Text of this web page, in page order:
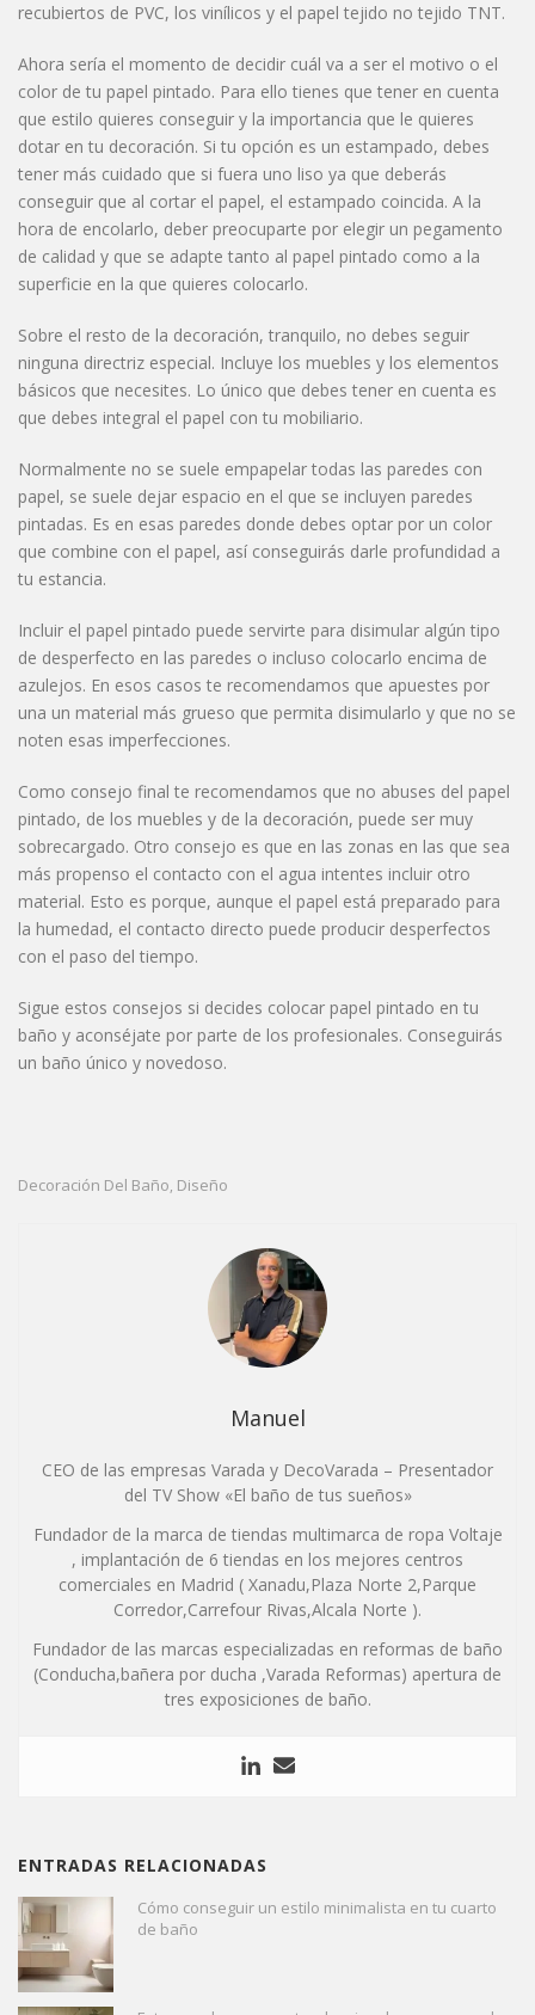
recubiertos de PVC, los vinílicos y el papel tejido no tejido TNT.
Ahora sería el momento de decidir cuál va a ser el motivo o el
color de tu papel pintado. Para ello tienes que tener en cuenta
que estilo quieres conseguir y la importancia que le quieres
dotar en tu decoración. Si tu opción es un estampado, debes
tener más cuidado que si fuera uno liso ya que deberás
conseguir que al cortar el papel, el estampado coincida. A la
hora de encolarlo, deber preocuparte por elegir un pegamento
de calidad y que se adapte tanto al papel pintado como a la
superficie en la que quieres colocarlo.
Sobre el resto de la decoración, tranquilo, no debes seguir
ninguna directriz especial. Incluye los muebles y los elementos
básicos que necesites. Lo único que debes tener en cuenta es
que debes integral el papel con tu mobiliario.
Normalmente no se suele empapelar todas las paredes con
papel, se suele dejar espacio en el que se incluyen paredes
pintadas. Es en esas paredes donde debes optar por un color
que combine con el papel, así conseguirás darle profundidad a
tu estancia.
Incluir el papel pintado puede servirte para disimular algún tipo
de desperfecto en las paredes o incluso colocarlo encima de
azulejos. En esos casos te recomendamos que apuestes por
una un material más grueso que permita disimularlo y que no se
noten esas imperfecciones.
Como consejo final te recomendamos que no abuses del papel
pintado, de los muebles y de la decoración, puede ser muy
sobrecargado. Otro consejo es que en las zonas en las que sea
más propenso el contacto con el agua intentes incluir otro
material. Esto es porque, aunque el papel está preparado para
la humedad, el contacto directo puede producir desperfectos
con el paso del tiempo.
Sigue estos consejos si decides colocar papel pintado en tu
baño y aconséjate por parte de los profesionales. Conseguirás
un baño único y novedoso.
Decoración Del Baño, Diseño
Manuel
CEO de las empresas Varada y DecoVarada – Presentador
del TV Show «El baño de tus sueños»
Fundador de la marca de tiendas multimarca de ropa Voltaje
, implantación de 6 tiendas en los mejores centros
comerciales en Madrid ( Xanadu,Plaza Norte 2,Parque
Corredor,Carrefour Rivas,Alcala Norte ).
Fundador de las marcas especializadas en reformas de baño
(Conducha,bañera por ducha ,Varada Reformas) apertura de
tres exposiciones de baño.
ENTRADAS RELACIONADAS
Cómo conseguir un estilo minimalista en tu cuarto
de baño